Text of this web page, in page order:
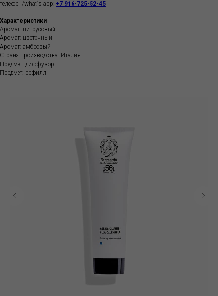
телефон/what`s app: +7 916-725-52-45
Характеристики
Аромат: цитрусовый
Аромат: цветочный
Аромат: амбровый
Страна производства: Италия
Предмет: диффузор
Предмет: рефилл